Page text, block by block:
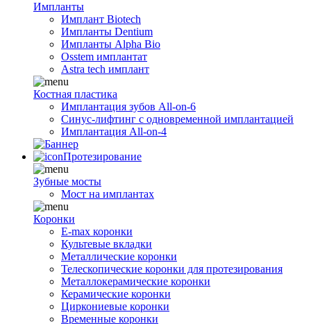
Импланты
Имплант Biotech
Импланты Dentium
Импланты Alpha Bio
Osstem имплантат
Astra tech имплант
Костная пластика
Имплантация зубов All-on-6
Синус-лифтинг с одновременной имплантацией
Имплантация All-on-4
Протезирование
Зубные мосты
Мост на имплантах
Коронки
E-max коронки
Культевые вкладки
Металлические коронки
Телескопические коронки для протезирования
Металлокерамические коронки
Керамические коронки
Циркониевые коронки
Временные коронки